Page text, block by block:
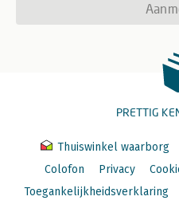
PRETTIG
Thuiswinkel waarborg
Colofon
Privacy
Toegankelijkheidsverklaring